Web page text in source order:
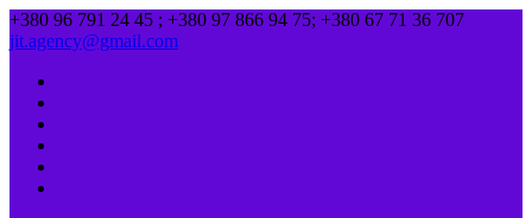
+380 96 791 24 45 ; +380 97 866 94 75; +380 67 71 36 707
jit.agency@gmail.com